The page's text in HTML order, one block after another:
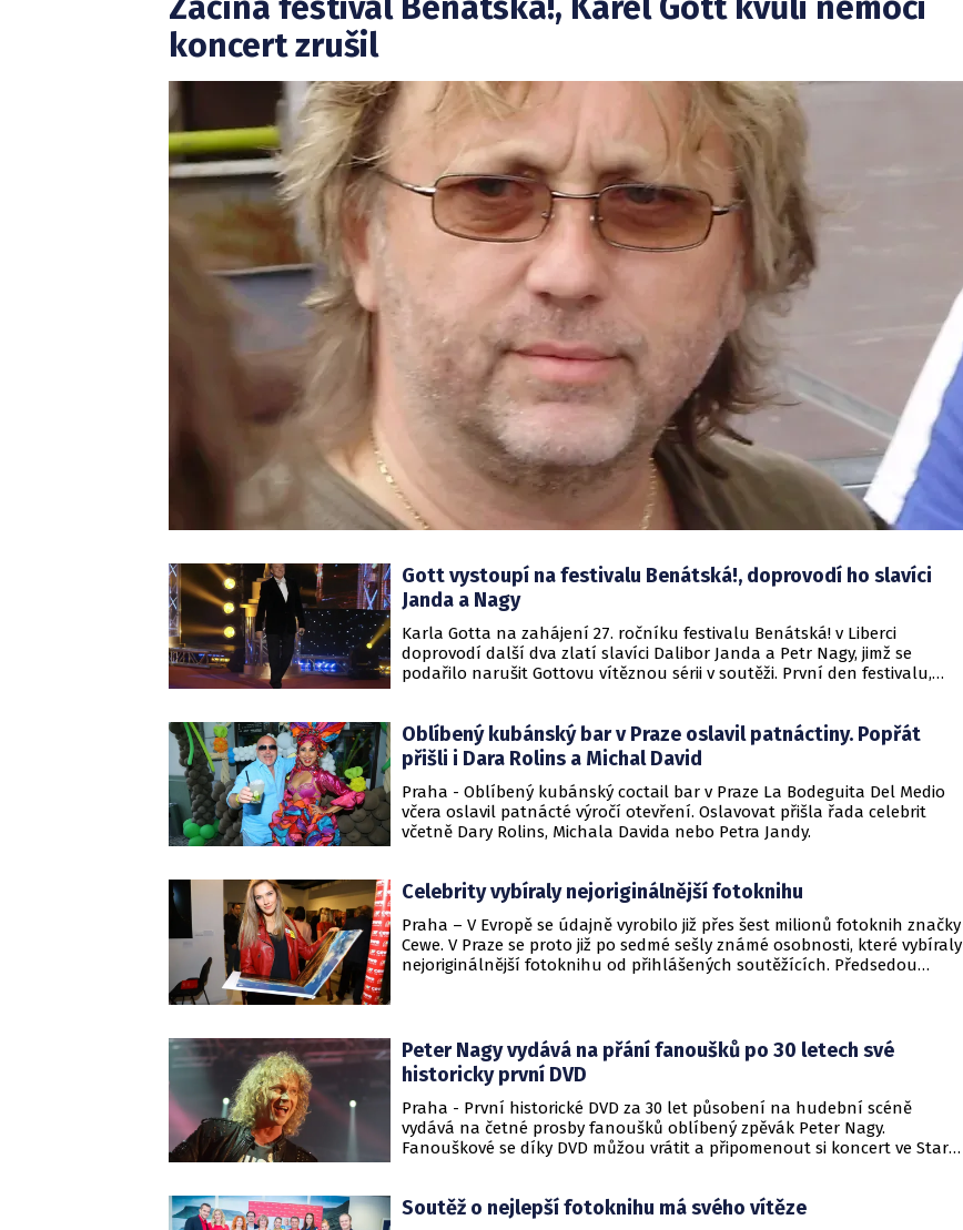
koncert zrušil
Gott vystoupí na festivalu Benátská!, doprovodí ho slavíci
Janda a Nagy
Karla Gotta na zahájení 27. ročníku festivalu Benátská! v Liberci
doprovodí další dva zlatí slavíci Dalibor Janda a Petr Nagy, jimž se
podařilo narušit Gottovu vítěznou sérii v soutěži. První den festivalu,
narozenin 14. července uskutečnit v pražské O2 areně, zpěvák ze
zdravotních důvodů před dvěma týdny zrušil.
Oblíbený kubánský bar v Praze oslavil patnáctiny. Popřát
přišli i Dara Rolins a Michal David
Praha - Oblíbený kubánský coctail bar v Praze La Bodeguita Del Medio
včera oslavil patnácté výročí otevření. Oslavovat přišla řada celebrit
včetně Dary Rolins, Michala Davida nebo Petra Jandy.
Celebrity vybíraly nejoriginálnější fotoknihu
Praha – V Evropě se údajně vyrobilo již přes šest milionů fotoknih značky
Cewe. V Praze se proto již po sedmé sešly známé osobnosti, které vybíraly
nejoriginálnější fotoknihu od přihlášených soutěžících. Předsedou
Peter Nagy vydává na přání fanoušků po 30 letech své
historicky první DVD
Praha - První historické DVD za 30 let působení na hudební scéně
vydává na četné prosby fanoušků oblíbený zpěvák Peter Nagy.
Fanouškové se díky DVD můžou vrátit a připomenout si koncert ve Staré
Soutěž o nejlepší fotoknihu má svého vítěze